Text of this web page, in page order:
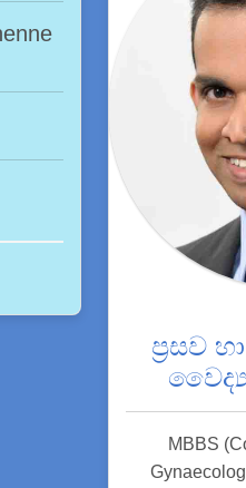
ප්‍රසව
MBBS